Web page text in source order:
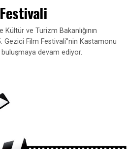
YORUMLAR
ve Turizm Bakanlığının
Gezici Film Festivali”nin Kastamonu
devam ediyor.